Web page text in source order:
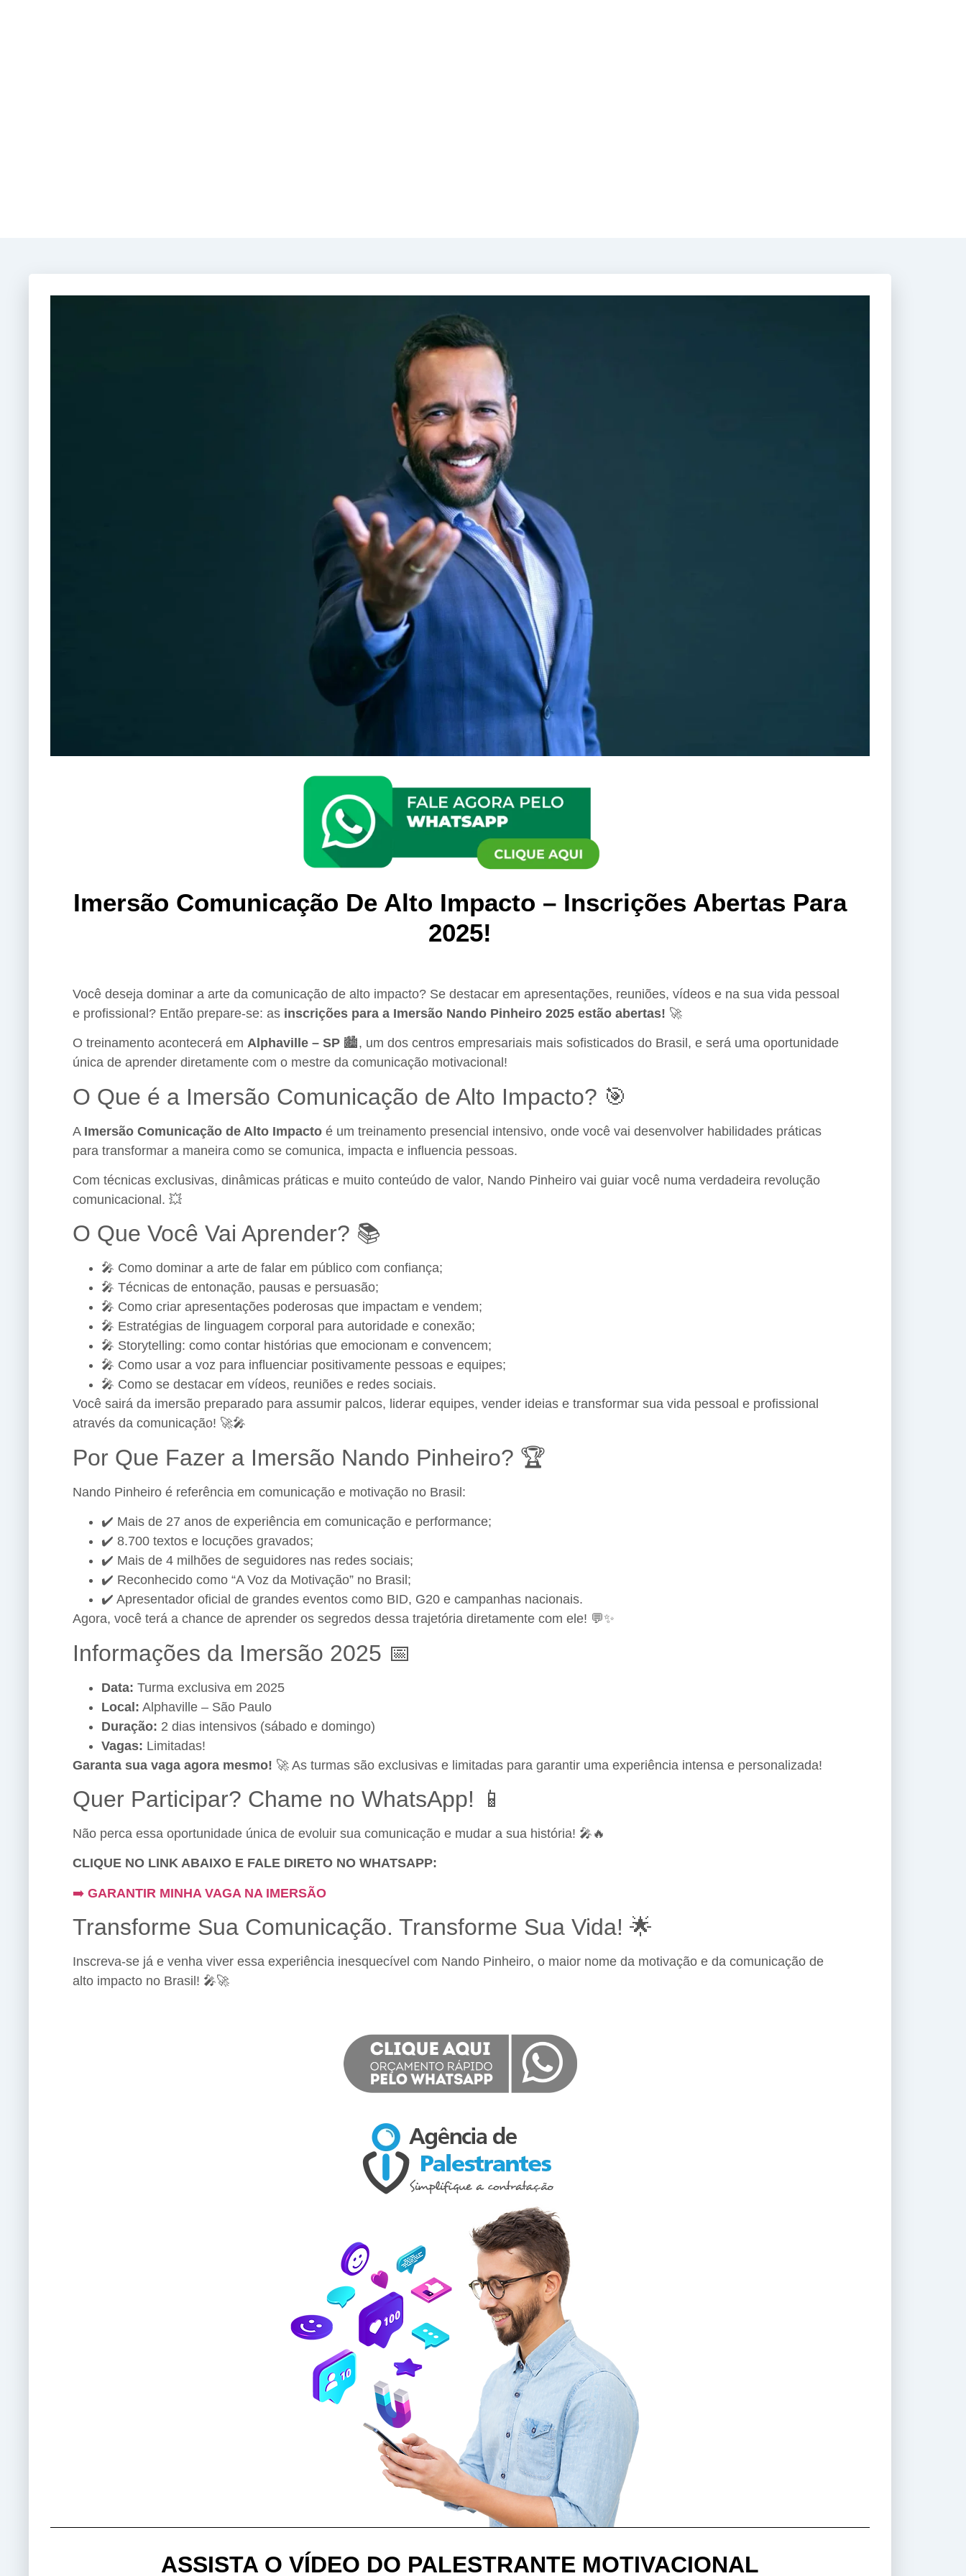
Imersão Comunicação De Alto Impacto – Inscrições Abertas Para
2025!
Você deseja dominar a arte da comunicação de alto impacto? Se destacar em apresentações, reuniões, vídeos e na sua vida pessoal
e profissional? Então prepare-se: as inscrições para a Imersão Nando Pinheiro 2025 estão abertas! 🚀
O treinamento acontecerá em Alphaville – SP 🏙️, um dos centros empresariais mais sofisticados do Brasil, e será uma oportunidade
única de aprender diretamente com o mestre da comunicação motivacional!
O Que é a Imersão Comunicação de Alto Impacto? 🎯
A Imersão Comunicação de Alto Impacto é um treinamento presencial intensivo, onde você vai desenvolver habilidades práticas
para transformar a maneira como se comunica, impacta e influencia pessoas.
Com técnicas exclusivas, dinâmicas práticas e muito conteúdo de valor, Nando Pinheiro vai guiar você numa verdadeira revolução
comunicacional. 💥
O Que Você Vai Aprender? 📚
🎤 Como dominar a arte de falar em público com confiança;
🎤 Técnicas de entonação, pausas e persuasão;
🎤 Como criar apresentações poderosas que impactam e vendem;
🎤 Estratégias de linguagem corporal para autoridade e conexão;
🎤 Storytelling: como contar histórias que emocionam e convencem;
🎤 Como usar a voz para influenciar positivamente pessoas e equipes;
🎤 Como se destacar em vídeos, reuniões e redes sociais.
Você sairá da imersão preparado para assumir palcos, liderar equipes, vender ideias e transformar sua vida pessoal e profissional
através da comunicação! 🚀🎤
Por Que Fazer a Imersão Nando Pinheiro? 🏆
Nando Pinheiro é referência em comunicação e motivação no Brasil:
✔️ Mais de 27 anos de experiência em comunicação e performance;
✔️ 8.700 textos e locuções gravados;
✔️ Mais de 4 milhões de seguidores nas redes sociais;
✔️ Reconhecido como “A Voz da Motivação” no Brasil;
✔️ Apresentador oficial de grandes eventos como BID, G20 e campanhas nacionais.
Agora, você terá a chance de aprender os segredos dessa trajetória diretamente com ele! 💬✨
Informações da Imersão 2025 📅
Data: Turma exclusiva em 2025
Local: Alphaville – São Paulo
Duração: 2 dias intensivos (sábado e domingo)
Vagas: Limitadas!
Garanta sua vaga agora mesmo! 🚀 As turmas são exclusivas e limitadas para garantir uma experiência intensa e personalizada!
Quer Participar? Chame no WhatsApp! 📱
Não perca essa oportunidade única de evoluir sua comunicação e mudar a sua história! 🎤🔥
CLIQUE NO LINK ABAIXO E FALE DIRETO NO WHATSAPP:
➡️ GARANTIR MINHA VAGA NA IMERSÃO
Transforme Sua Comunicação. Transforme Sua Vida! 🌟
Inscreva-se já e venha viver essa experiência inesquecível com Nando Pinheiro, o maior nome da motivação e da comunicação de
alto impacto no Brasil! 🎤🚀
ASSISTA O VÍDEO DO PALESTRANTE MOTIVACIONAL